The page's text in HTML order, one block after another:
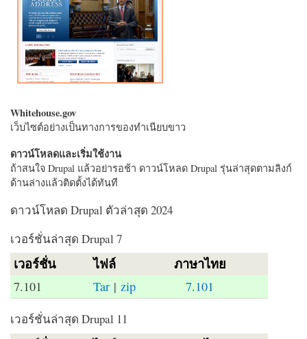
Whitehouse.gov
เว็บไซต์อย่างเป็นทางการของทำเนียบขาว
ดาวน์โหลดและเริ่มใช้งาน
ถ้าสนใจ Drupal แล้วอย่ารอช้า ดาวน์โหลด Drupal รุ่นล่าสุดตามลิงก์
ด้านล่างแล้วติดตั้งได้ทันที
ดาวน์โหลด Drupal ตัวล่าสุด 2024
เวอร์ชั่นล่าสุด Drupal 7
เวอร์ชั่น ไฟล์ ภาษาไทย
7.101 Tar |zip 7.101
เวอร์ชั่นล่าสุด Drupal 11